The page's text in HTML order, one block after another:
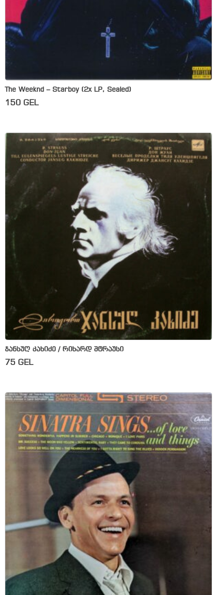
The Weeknd – Starboy (2x LP, Sealed)
150 GEL
ჯანსუღ კახიძე / რიხარდ შტრაუსი
75 GEL